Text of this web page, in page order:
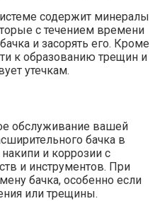
содержит минералы
с течением времени
и засорять его. Кроме
к образованию трещин и
утечкам.
обслуживание вашей
бачка в
и коррозии с
и инструментов. При
бачка, особенно если
или трещины.